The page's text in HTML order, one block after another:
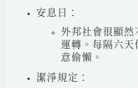
安息日：
外邦社會很顯
運轉。每隔六
意偷懶。
潔淨規定：